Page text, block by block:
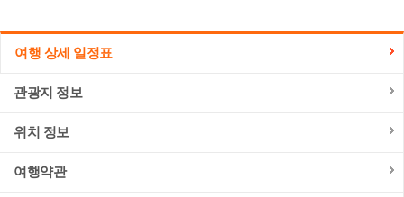
여행 상세 일정표
관광지 정보
위치 정보
여행약관